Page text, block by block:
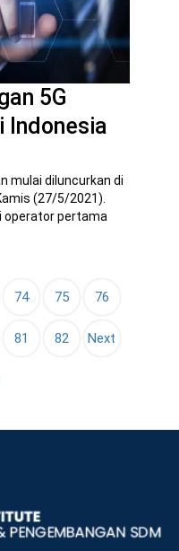
5G
Indonesia
mulai diluncurkan di
(27/5/2021).
operator pertama
74 75 76
81 82 Next